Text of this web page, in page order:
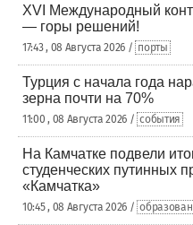
XVI Международный
— горы решений!
17:43 , 08 Августа 2026 / порты
Турция с начала года
зерна почти на 70%
11:00 , 08 Августа 2026 / события
На Камчатке подвели
студенческих путинных
«Камчатка»
10:45 , 08 Августа 2026 /